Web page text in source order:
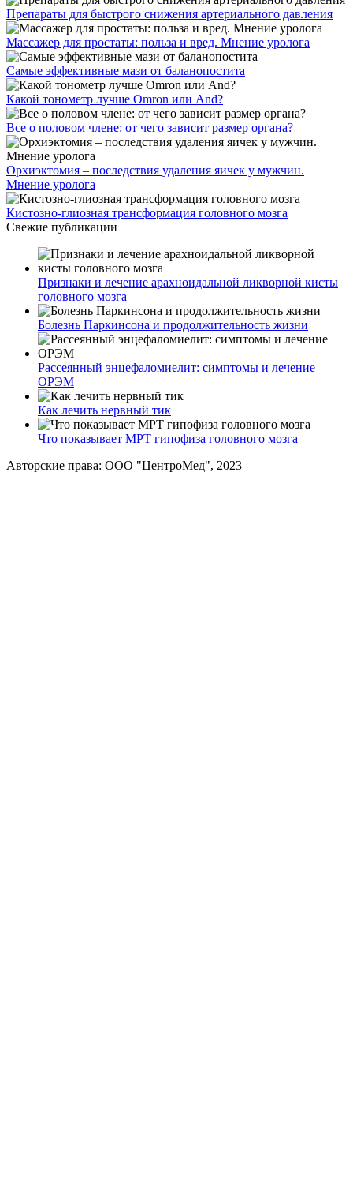
Препараты для быстрого снижения артериального давления
Массажер для простаты: польза и вред. Мнение уролога
Самые эффективные мази от баланопостита
Какой тонометр лучше Omron или And?
Все о половом члене: от чего зависит размер органа?
Орхиэктомия – последствия удаления яичек у мужчин.
Мнение уролога
Кистозно-глиозная трансформация головного мозга
Свежие публикации
Признаки и лечение арахноидальной ликворной кисты
головного мозга
Болезнь Паркинсона и продолжительность жизни
Рассеянный энцефаломиелит: симптомы и лечение
ОРЭМ
Как лечить нервный тик
Что показывает МРТ гипофиза головного мозга
Авторские права: ООО "ЦентроМед", 2023